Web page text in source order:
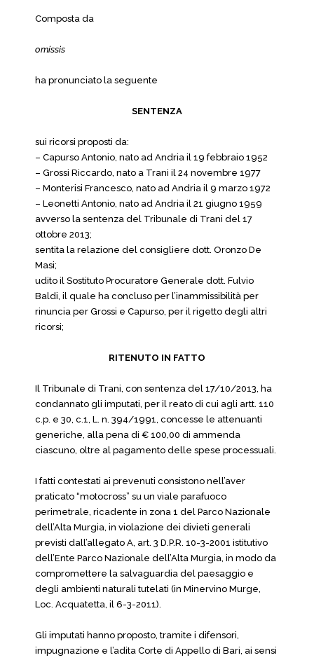
Composta da
omissis
ha pronunciato la seguente
SENTENZA
sui ricorsi proposti da:
– Capurso Antonio, nato ad Andria il 19 febbraio 1952
– Grossi Riccardo, nato a Trani il 24 novembre 1977
– Monterisi Francesco, nato ad Andria il 9 marzo 1972
– Leonetti Antonio, nato ad Andria il 21 giugno 1959
avverso la sentenza del Tribunale di Trani del 17
ottobre 2013;
sentita la relazione del consigliere dott. Oronzo De
Masi;
udito il Sostituto Procuratore Generale dott. Fulvio
Baldi, il quale ha concluso per l’inammissibilità per
rinuncia per Grossi e Capurso, per il rigetto degli altri
ricorsi;
RITENUTO IN FATTO
Il Tribunale di Trani, con sentenza del 17/10/2013, ha
condannato gli imputati, per il reato di cui agli artt. 110
c.p. e 30, c.1, L. n. 394/1991, concesse le attenuanti
generiche, alla pena di € 100,00 di ammenda
ciascuno, oltre al pagamento delle spese processuali.
I fatti contestati ai prevenuti consistono nell’aver
praticato “motocross” su un viale parafuoco
perimetrale, ricadente in zona 1 del Parco Nazionale
dell’Alta Murgia, in violazione dei divieti generali
previsti dall’allegato A, art. 3 D.P.R. 10-3-2001 istitutivo
dell’Ente Parco Nazionale dell’Alta Murgia, in modo da
compromettere la salvaguardia del paesaggio e
degli ambienti naturali tutelati (in Minervino Murge,
Loc. Acquatetta, il 6-3-2011).
Gli imputati hanno proposto, tramite i difensori,
impugnazione e l’adita Corte di Appello di Bari, ai sensi